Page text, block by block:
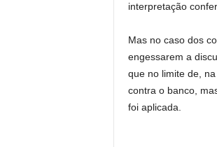
interpretação
Mas no caso dos
engessarem a
que no limite de,
contra o banco,
foi aplicada.